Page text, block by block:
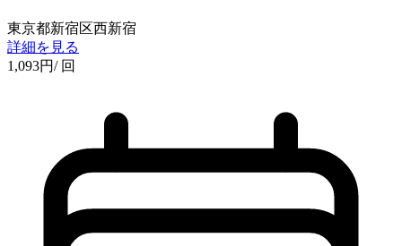
東京都新宿区西新宿
詳細を見る
1,093円/ 回